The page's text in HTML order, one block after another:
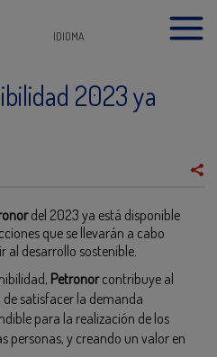
IDIOMA
2023 ya
del 2023 ya está disponible
que se llevarán a cabo
al desarrollo sostenible.
Petronorcontribuye al
satisfacer la demanda
para la realización de los
personas, y creando un valor en